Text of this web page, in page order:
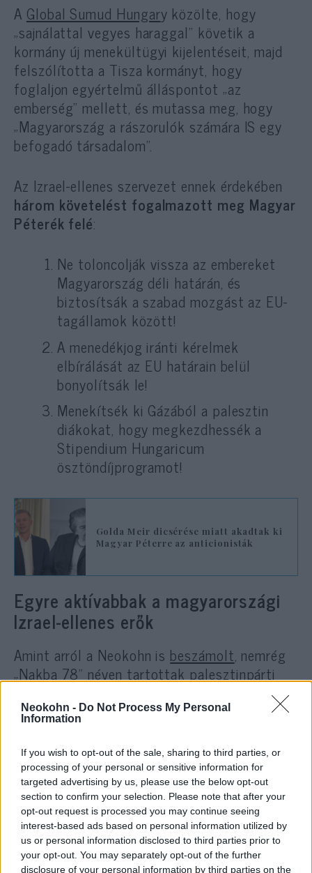
Neokohn - Do Not Process My Personal
Information
If you wish to opt-out of the sale, sharing to third parties, or
processing of your personal or sensitive information for
targeted advertising by us, please use the below opt-out
section to confirm your selection. Please note that after your
opt-out request is processed you may continue seeing
interest-based ads based on personal information utilized by
us or personal information disclosed to third parties prior to
your opt-out. You may separately opt-out of the further
disclosure of your personal information by third parties on the
A Global Sumud Hungary közölte, hogy
„sajnálattal vegyes haraggal” követik a
kormány új menekültügyi kijelentéseit, majd
felszólította a Tisza kormányt, hogy
foglaljon egyértelmű álláspontot „az
emberség” mellett, és mutassa meg, hogy
„Magyarország a rászorulók számára IS egy
befogadó társadalom”.
Az Izrael-ellenes szervezet ennek érdekében
három követelést fogalmazott meg Magyar
Péterék felé:
Ne toloncolják vissza az embereket
Magyarország déli határán, és
biztosítsák a szabad mozgást az EU-
tagállamok között!
A menedékjog iránti kérelmek
elbírálását az EU határain belül
bonyolítsák le!
Menekítsék ki Gázából a palesztin
diákokat, hogy megkezdhessék a
Stipendium Hungaricum
ösztöndíjprogramot!
Golda Meir dicsérése miatt akadtak ki
Magyar Péterre az anticionisták
Egyre aktívabbak a magyarországi
Izrael-ellenes erők
Amint arról a Neokohn is beszámolt, nemrég
„Nakba 78” néven tartottak palesztinpárti
előtt az Izrael által a tengeren elfogott
Walter Richárd
amelyen sajátos stílusukban meginvitálták
mégMagyar Pétertis a tüntetésre. Walter
Richárd korábbimegszólalásaibanaz „intifáda
globalizálásáról” beszélt, de elmondta azt is,
hogy szerinte a Hamász nem tekinthető
terrorszervezetnek. G Ras szintén több
alkalommal is olyankijelentésekettett,